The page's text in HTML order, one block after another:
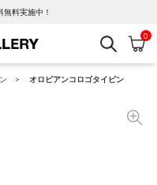
無料実施中！
Cuffs Gallery
検索 カ
0
オロビアンコロゴタイピン